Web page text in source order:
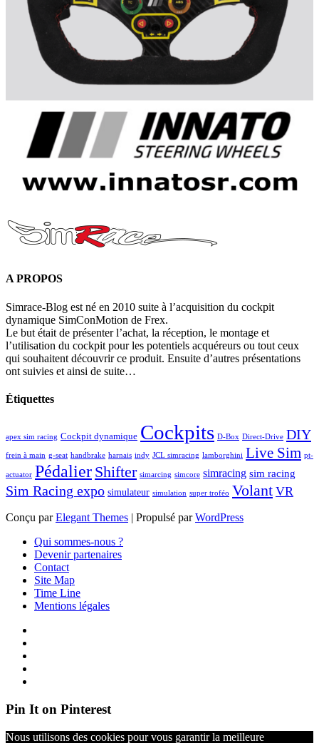
A PROPOS
Simrace-Blog est né en 2010 suite à l’acquisition du cockpit
dynamique SimConMotion de Frex.
Le but était de présenter l’achat, la réception, le montage et
l’utilisation du cockpit pour les potentiels acquéreurs ou tout ceux
qui souhaitent découvrir ce produit. Ensuite d’autres présentations
ont suivies et ainsi de suite…
Étiquettes
apex sim racing Cockpit dynamique Cockpits D-Box Direct-Drive DIY
frein à main g-seat handbrake harnais indy JCL simracing lamborghini Live Sim pt-
actuator Pédalier Shifter simarcing simcore simracing sim racing
Sim Racing expo simulateur simulation super troféo Volant VR
Conçu parElegant Themes | Propulsé parWordPress
Qui sommes-nous ?
Devenir partenaires
Contact
Site Map
Time Line
Mentions légales
Pin It on Pinterest
Nous utilisons des cookies pour vous garantir la meilleure